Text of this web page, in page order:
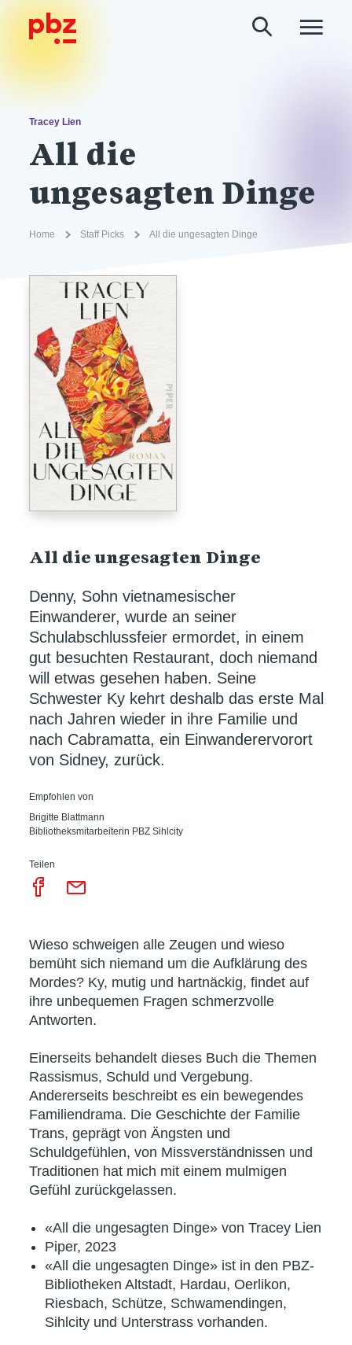
Tracey Lien
All die
ungesagten Dinge
Home Staff Picks All die ungesagten Dinge
All die ungesagten Dinge
Denny, Sohn vietnamesischer
Einwanderer, wurde an seiner
Schulabschlussfeier ermordet, in einem
gut besuchten Restaurant, doch niemand
will etwas gesehen haben. Seine
Schwester Ky kehrt deshalb das erste Mal
nach Jahren wieder in ihre Familie und
nach Cabramatta, ein Einwanderervorort
von Sidney, zurück.
Empfohlen von
Brigitte Blattmann
Bibliotheksmitarbeiterin PBZ Sihlcity
Teilen
Wieso schweigen alle Zeugen und wieso
bemüht sich niemand um die Aufklärung des
Mordes? Ky, mutig und hartnäckig, findet auf
ihre unbequemen Fragen schmerzvolle
Antworten.
Einerseits behandelt dieses Buch die Themen
Rassismus, Schuld und Vergebung.
Andererseits beschreibt es ein bewegendes
Familiendrama. Die Geschichte der Familie
Trans, geprägt von Ängsten und
Schuldgefühlen, von Missverständnissen und
Traditionen hat mich mit einem mulmigen
Gefühl zurückgelassen.
«All die ungesagten Dinge» von Tracey Lien
Piper, 2023
«All die ungesagten Dinge» ist in den PBZ-
Bibliotheken Altstadt, Hardau, Oerlikon,
Riesbach, Schütze, Schwamendingen,
Sihlcity und Unterstrass vorhanden.